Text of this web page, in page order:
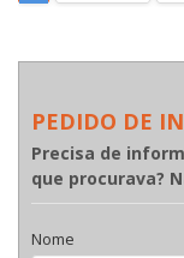
PEDIDO DE
Precisa de
que procurava?
Nome